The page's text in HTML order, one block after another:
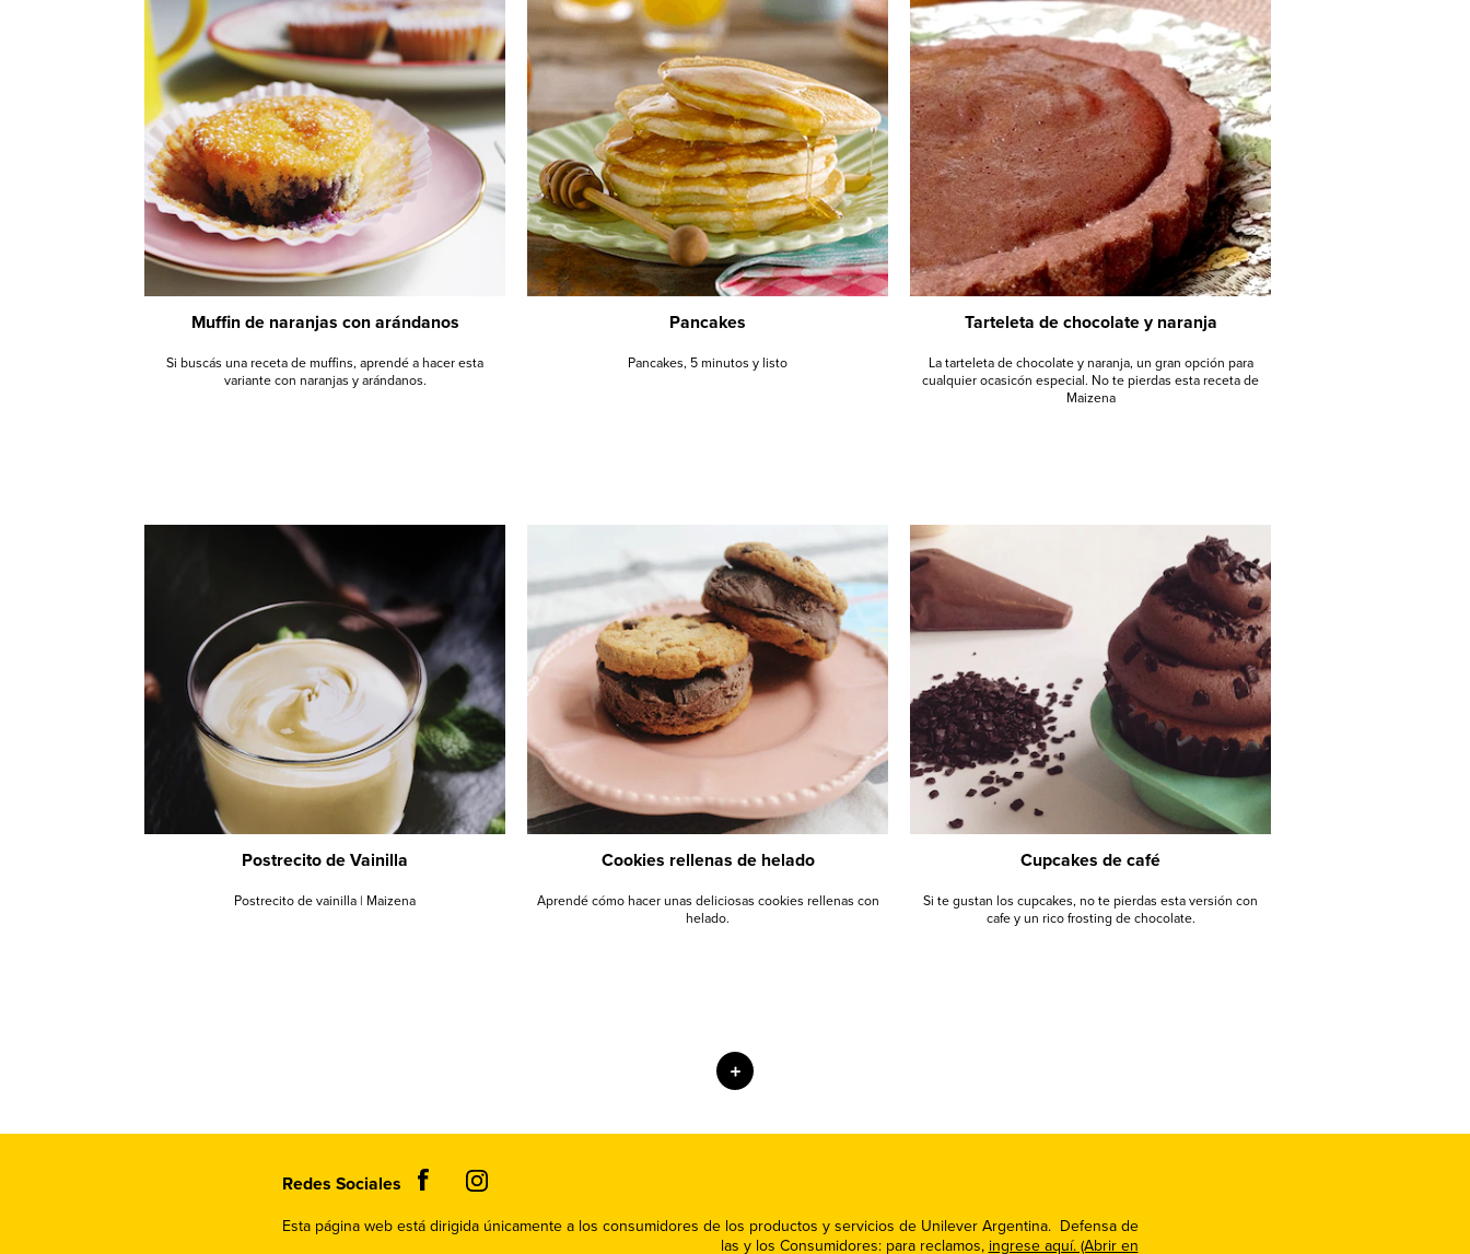
Muffin de naranjas con arándanos
Si buscás una receta de muffins, aprendé a hacer esta
variante con naranjas y arándanos.
Pancakes
Pancakes, 5 minutos y listo
Tarteleta de chocolate y naranja
La tarteleta de chocolate y naranja, un gran opción para
cualquier ocasicón especial. No te pierdas esta receta de
Maizena
Postrecito de Vainilla
Postrecito de vainilla | Maizena
Cookies rellenas de helado
Aprendé cómo hacer unas deliciosas cookies rellenas con
helado.
Cupcakes de café
Si te gustan los cupcakes, no te pierdas esta versión con
cafe y un rico frosting de chocolate.
+
recetas-dulces
Redes Sociales
Esta página web está dirigida únicamente a los consumidores de los productos y servicios de Unilever Argentina. Defensa de
las y los Consumidores: para reclamos,ingrese aquí. (Abrir en